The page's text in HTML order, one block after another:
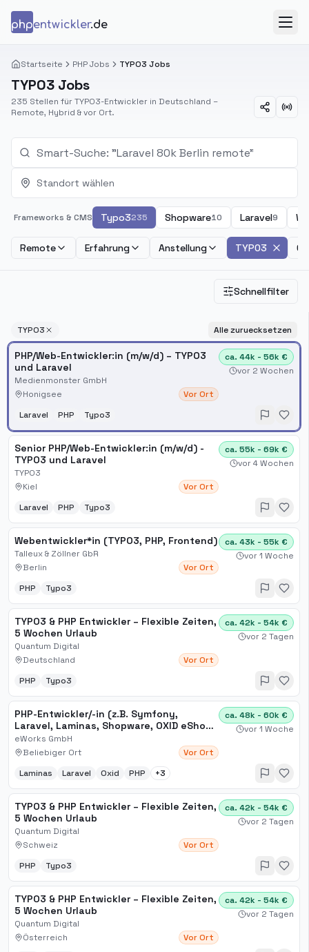
phpentwickler.de
Startseite PHP Jobs TYPO3 Jobs
TYPO3 Jobs
235 Stellen für TYPO3-Entwickler in Deutschland –
Remote, Hybrid & vor Ort.
Standort wählen
Frameworks & CMS Typo3235 Shopware10 Laravel9
Remote Erfahrung Anstellung TYPO3
Schnellfilter
TYPO3 Alle zuruecksetzen
PHP/Web-Entwickler:in (m/w/d) – TYPO3
und Laravel
Medienmonster GmbH
Honigsee
Vor Ort
ca. 44k - 56k €
vor 2 Wochen
Laravel PHP Typo3
Senior PHP/Web-Entwickler:in (m/w/d) -
TYPO3 und Laravel
TYPO3
Kiel
Vor Ort
ca. 55k - 69k €
vor 4 Wochen
Laravel PHP Typo3
Webentwickler*in (TYPO3, PHP, Frontend)
Talleux & Zöllner GbR
Berlin
Vor Ort
ca. 43k - 55k €
vor 1 Woche
PHP Typo3
TYPO3 & PHP Entwickler – Flexible Zeiten,
5 Wochen Urlaub
Quantum Digital
Deutschland
Vor Ort
ca. 42k - 54k €
vor 2 Tagen
PHP Typo3
PHP-Entwickler/-in (z.B. Symfony,
Laravel, Laminas, Shopware, OXID eShop,
TYPO3)
eWorks GmbH
Beliebiger Ort
Vor Ort
ca. 48k - 60k €
vor 1 Woche
Laminas Laravel Oxid PHP +3
TYPO3 & PHP Entwickler – Flexible Zeiten,
5 Wochen Urlaub
Quantum Digital
Schweiz
Vor Ort
ca. 42k - 54k €
vor 2 Tagen
PHP Typo3
TYPO3 & PHP Entwickler – Flexible Zeiten,
5 Wochen Urlaub
Quantum Digital
Österreich
Vor Ort
ca. 42k - 54k €
vor 2 Tagen